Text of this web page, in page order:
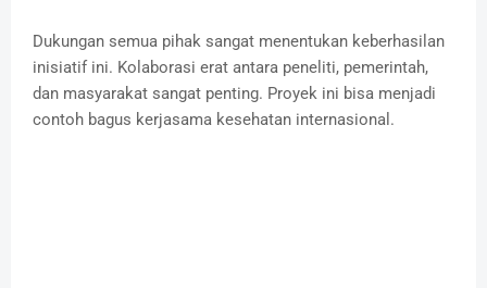
Dukungan semua pihak sangat menentukan keberhasilan
inisiatif ini. Kolaborasi erat antara peneliti, pemerintah,
dan masyarakat sangat penting. Proyek ini bisa menjadi
contoh bagus kerjasama kesehatan internasional.